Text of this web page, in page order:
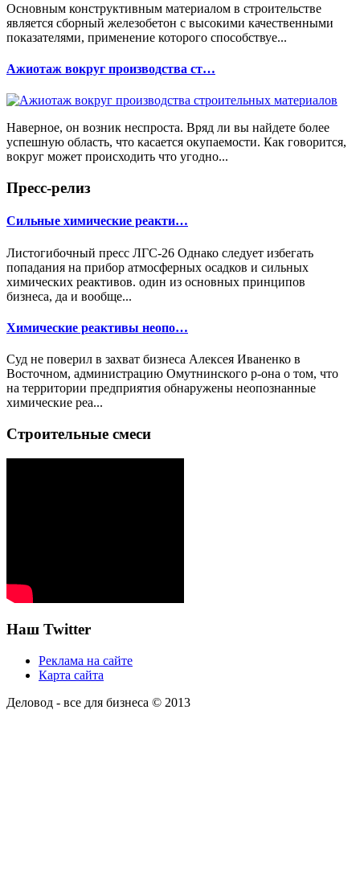
Основным конструктивным материалом в строительстве
является сборный железобетон с высокими качественными
показателями, применение которого способствуе...
Ажиотаж вокруг производства ст…
Наверное, он возник неспроста. Вряд ли вы найдете более
успешную область, что касается окупаемости. Как говорится,
вокруг может происходить что угодно...
Пресс-релиз
Сильные химические реакти…
Листогибочный пресс ЛГС-26 Однако следует избегать
попадания на прибор атмосферных осадков и сильных
химических реактивов. один из основных принципов
бизнеса, да и вообще...
Химические реактивы неопо…
Суд не поверил в захват бизнеса Алексея Иваненко в
Восточном, администрацию Омутнинского р-она о том, что
на территории предприятия обнаружены неопознанные
химические реа...
Строительные смеси
Наш Twitter
Реклама на сайте
Карта сайта
Деловод - все для бизнеса © 2013